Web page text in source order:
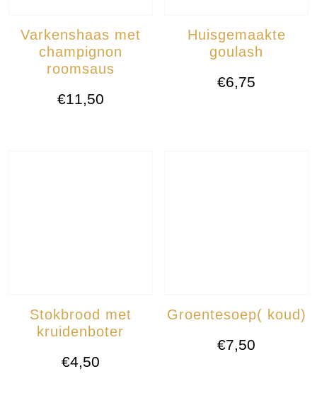
Varkenshaas met
champignon
roomsaus
€11,50
Huisgemaakte
goulash
€6,75
Stokbrood met
kruidenboter
€4,50
Groentesoep( koud)
€7,50